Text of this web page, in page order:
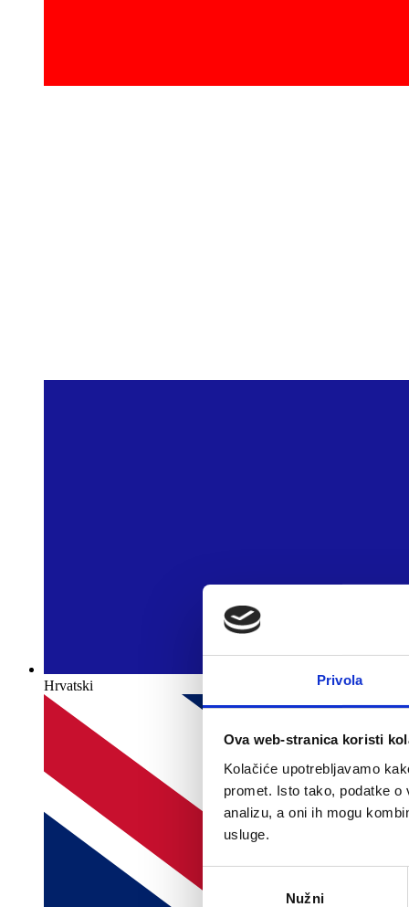
Privola
Ova web-stranica koristi
Kolačiće upotrebljavamo
promet. Isto tako, podatke
analizu, a oni ih mogu
usluge.
Nužni
Hrvatski